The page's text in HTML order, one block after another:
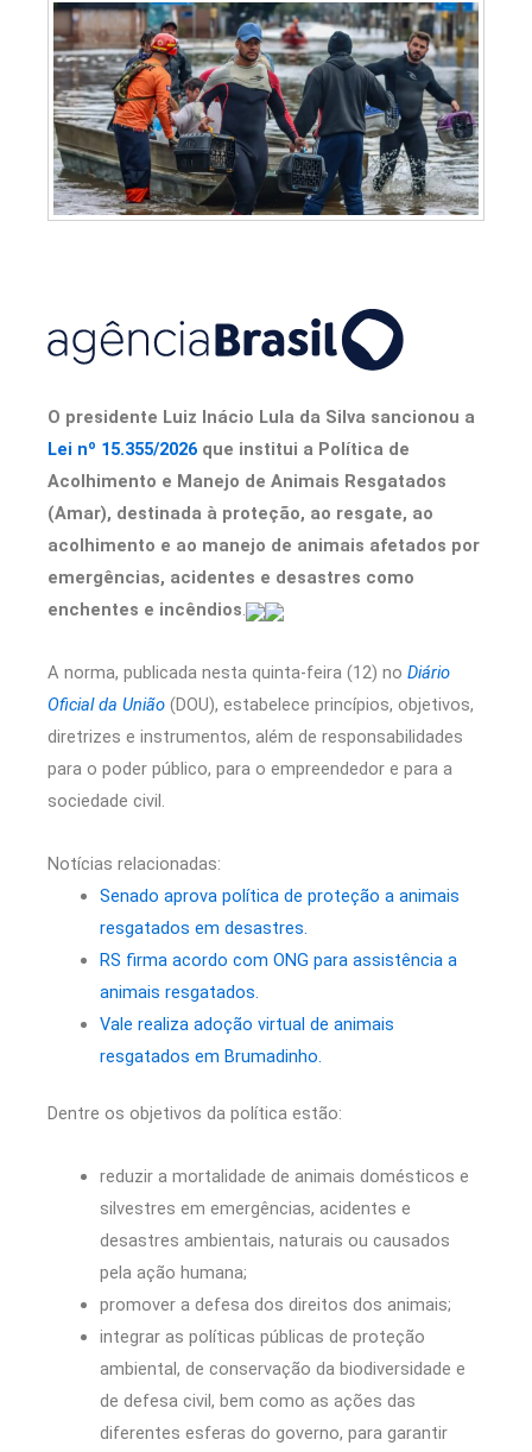
O presidente Luiz Inácio Lula da Silva sancionou a
Lei nº 15.355/2026 que institui a Política de
Acolhimento e Manejo de Animais Resgatados
(Amar), destinada à proteção, ao resgate, ao
acolhimento e ao manejo de animais afetados por
emergências, acidentes e desastres como
enchentes e incêndios.
A norma, publicada nesta quinta-feira (12) no Diário
Oficial da União (DOU), estabelece princípios, objetivos,
diretrizes e instrumentos, além de responsabilidades
para o poder público, para o empreendedor e para a
sociedade civil.
Notícias relacionadas:
Senado aprova política de proteção a animais
resgatados em desastres.
RS firma acordo com ONG para assistência a
animais resgatados.
Vale realiza adoção virtual de animais
resgatados em Brumadinho.
Dentre os objetivos da política estão:
reduzir a mortalidade de animais domésticos e
silvestres em emergências, acidentes e
desastres ambientais, naturais ou causados
pela ação humana;
promover a defesa dos direitos dos animais;
integrar as políticas públicas de proteção
ambiental, de conservação da biodiversidade e
de defesa civil, bem como as ações das
diferentes esferas do governo, para garantir